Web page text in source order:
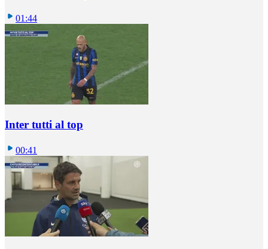
01:44
Inter tutti al top
00:41